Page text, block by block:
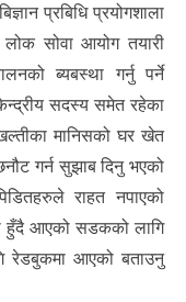
प्रबिधि प्रयोगशाला
सोवा आयोग तयारी
ब्यबस्था गर्नु पर्ने
सदस्य समेत रहेका
मानिसको घर खेत
गर्न सुझाब दिनु भएको
राहत नपाएको
हुँदै आएको सडकको लागि
रेडबुकमा आएको बताउनु